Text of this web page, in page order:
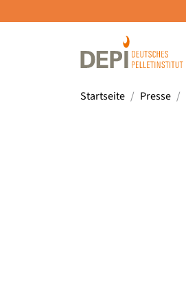
Startseite Presse